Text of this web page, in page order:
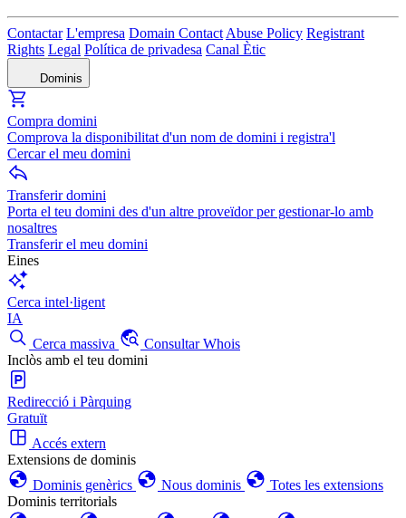
Contactar L'empresa Domain Contact Abuse Policy Registrant
Rights Legal Política de privadesa Canal Ètic
Dominis
Compra domini
Comprova la disponibilitat d'un nom de domini i registra'l
Cercar el meu domini
Transferir domini
Porta el teu domini des d'un altre proveïdor per gestionar-lo amb
nosaltres
Transferir el meu domini
Eines
Cerca intel·ligent
IA
Cerca massiva
Consultar Whois
Inclòs amb el teu domini
Redirecció i Pàrquing
Gratuït
Accés extern
Extensions de dominis
Dominis genèrics
Nous dominis
Totes les extensions
Dominis territorials